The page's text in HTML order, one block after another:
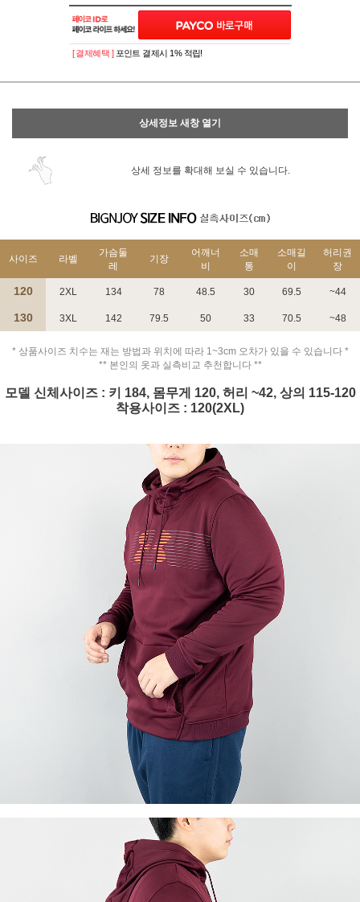
이벤트페이포인트 적립 혜택 2배 UP!
페이코 ID로 페
[ 결제혜택 ] 포인트 결제시 1% 적립!
상세정보 새창 열기
상세 정보를 확대해 보실 수 있습니다.
사이즈 라벨
가슴둘
레
기장
어깨너
비
소매
통
소매길
이
허리권
장
120 2XL 134 78 48.5 30 69.5 ~44
130 3XL 142 79.5 50 33 70.5 ~48
* 상품사이즈 치수는 재는 방법과 위치에 따라 1~3cm 오차가 있을 수 있습니다 *
** 본인의 옷과 실측비교 추천합니다 **
모델 신체사이즈 : 키 184, 몸무게 120, 허리 ~42, 상의 115-120
착용사이즈 : 120(2XL)